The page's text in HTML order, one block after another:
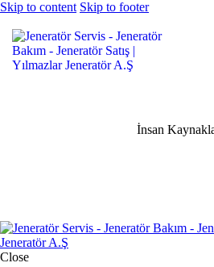
Skip to content Skip to footer
İnsan
Close